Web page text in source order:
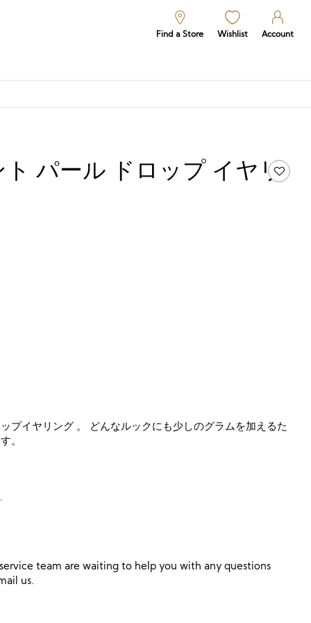
Find a Store Wishlist Account
パール ドロップ イヤリ
プイヤリング 。 どんなルックにも少しのグラムを加えるた
。
team are waiting to help you with any questions
us.